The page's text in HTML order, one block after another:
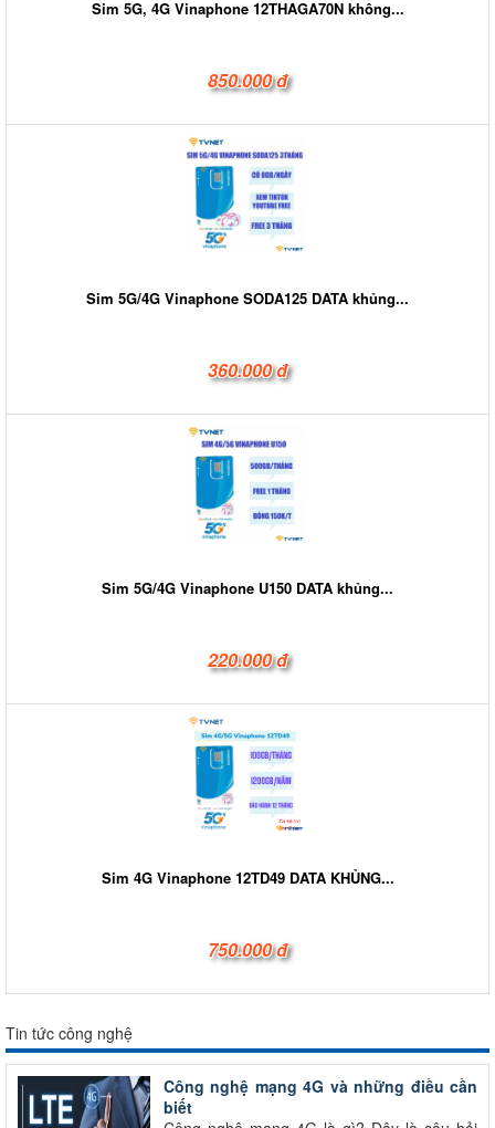
Sim 5G, 4G Vinaphone 12THAGA70N không...
850.000 đ
Sim 5G/4G Vinaphone SODA125 DATA khủng...
360.000 đ
Sim 5G/4G Vinaphone U150 DATA khủng...
220.000 đ
Sim 4G Vinaphone 12TD49 DATA KHỦNG...
750.000 đ
Tin tức công nghệ
Công nghệ mạng 4G và những điều cần
biết